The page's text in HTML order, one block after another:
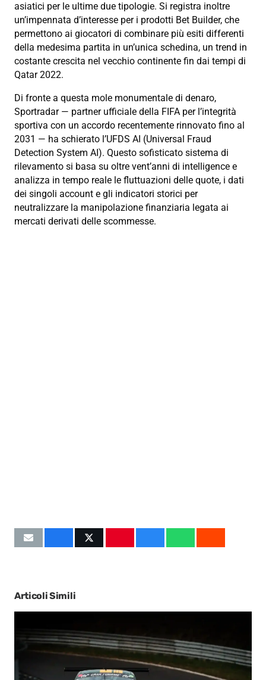
asiatici per le ultime due tipologie. Si registra inoltre
un’impennata d’interesse per i prodotti Bet Builder, che
permettono ai giocatori di combinare più esiti differenti
della medesima partita in un’unica schedina, un trend in
costante crescita nel vecchio continente fin dai tempi di
Qatar 2022.
Di fronte a questa mole monumentale di denaro,
Sportradar — partner ufficiale della FIFA per l’integrità
sportiva con un accordo recentemente rinnovato fino al
2031 — ha schierato l’UFDS AI (Universal Fraud
Detection System AI). Questo sofisticato sistema di
rilevamento si basa su oltre vent’anni di intelligence e
analizza in tempo reale le fluttuazioni delle quote, i dati
dei singoli account e gli indicatori storici per
neutralizzare la manipolazione finanziaria legata ai
mercati derivati delle scommesse.
Articoli Simili